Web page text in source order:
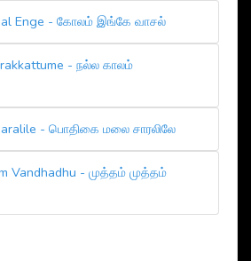
Enge - கோலம் இங்கே வாசல்
- நல்ல காலம்
- பொதிகை மலை சாரலிலே
Vandhadhu - முத்தம் முத்தம்